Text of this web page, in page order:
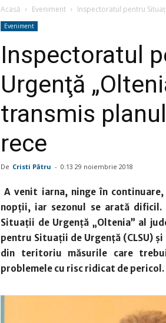
Acasă Eveniment Inspectoratul pentru
Eveniment
Inspectoratul
Urgenţă
transmis
rece
De Cristi Pătru - 0:13 29 noiembrie 2018
A venit iarna, ninge în
nopţii, iar sezonul se arată
Situaţii de Urgenţă „Oltenia” al
pentru Situaţii de Urgenţă (CLSU)
din teritoriu măsurile care
problemele cu risc ridicat de pericol.